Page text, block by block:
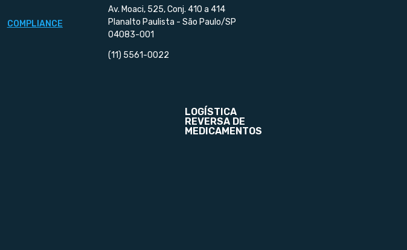
COMPLIANCE
Av. Moaci, 525, Conj. 410 a 414
Planalto Paulista - São Paulo/SP
04083-001
(11) 5561-0022
LOGÍSTICA
REVERSA DE
MEDICAMENTOS